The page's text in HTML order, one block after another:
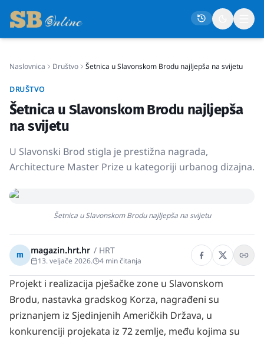
Politika
Osmrtnice
Naslovnica Društvo Šetnica u Slavonskom Brodu najljepša na svijetu
DRUŠTVO
Šetnica u Slavonskom Brodu najljepša
na svijetu
U Slavonski Brod stigla je prestižna nagrada,
Architecture Master Prize u kategoriji urbanog dizajna.
Šetnica u Slavonskom Brodu najljepša na svijetu
m magazin.hrt.hr / HRT
13. veljače 2026. 4 min čitanja
Projekt i realizacija pješačke zone u Slavonskom
Brodu, nastavka gradskog Korza, nagrađeni su
priznanjem iz Sjedinjenih Američkih Država, u
konkurenciji projekata iz 72 zemlje, među kojima su